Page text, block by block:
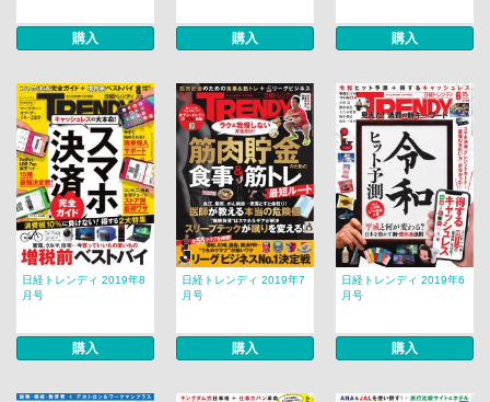
購入 購入 購入
日経トレンディ 2019年8
月号
購入
日経トレンディ 2019年7
月号
購入
日経トレンディ 2019年6
月号
購入